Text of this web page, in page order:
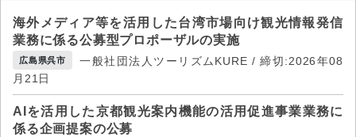
海外メディア等を活用した台湾市場向け観光情報発信
業務に係る公募型プロポーザルの実施
広島県呉市
一般社団法人ツーリズムKURE / 締切:2026年08
月21日
AIを活用した京都観光案内機能の活用促進事業業務に
係る企画提案の公募